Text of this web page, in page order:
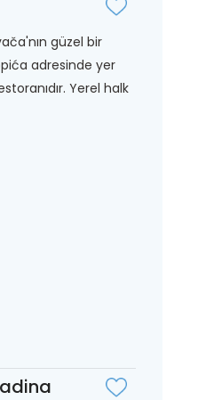
güzel bir
adresinde yer
Yerel halk